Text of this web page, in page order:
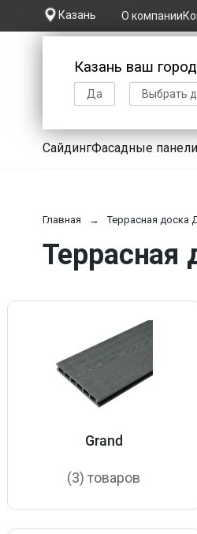
Казань
Казань ваш
Да Выбрать
О компании
СайдингФасадные панели
Главная Террасная доска
Террасная
Grand
(3) товаров